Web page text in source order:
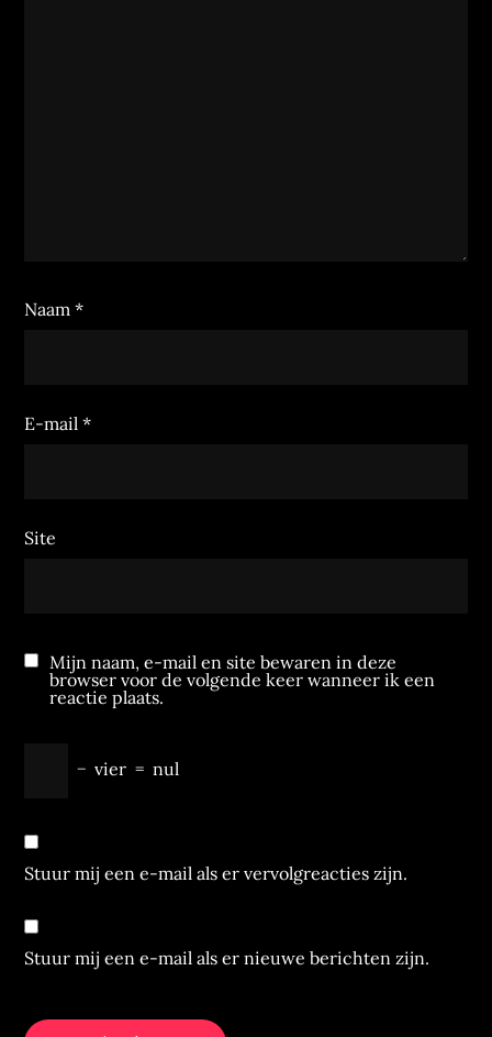
Naam*
E-mail*
Site
Mijn naam, e-mail en site bewaren in deze
browser voor de volgende keer wanneer ik een
reactie plaats.
− vier = nul
Stuur mij een e-mail als er vervolgreacties zijn.
Stuur mij een e-mail als er nieuwe berichten zijn.